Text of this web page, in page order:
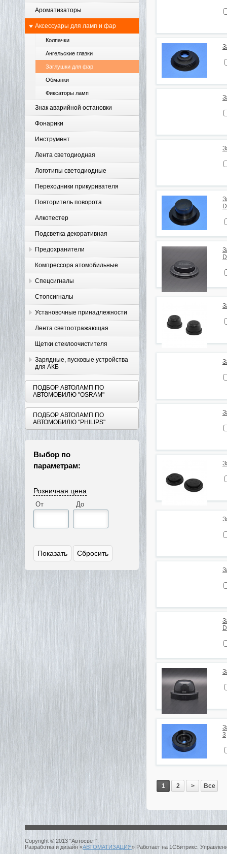
Ароматизаторы
Аксессуары для ламп и фар
Колпачки
Ангельские глазки
Заглушки для фар
Обманки
Фиксаторы ламп
Знак аварийной остановки
Фонарики
Инструмент
Лента светодиодная
Логотипы светодиодные
Переходники прикуривателя
Повторитель поворота
Алкотестер
Подсветка декоративная
Предохранители
Компрессора атомобильные
Спецсигналы
Стопсигналы
Установочные принадлежности
Лента светоотражающая
Щетки стеклоочистителя
Зарядные, пусковые устройства
для АКБ
ПОДБОР АВТОЛАМП ПО
АВТОМОБИЛЮ "OSRAM"
ПОДБОР АВТОЛАМП ПО
АВТОМОБИЛЮ "PHILIPS"
Выбор по
параметрам:
Розничная цена
От До
3
1 2 > Все
Copyright © 2013 “Автосвет”.
Разработка и дизайн «АВТОМАТИЗАЦИЯ» Работает на 1СБитрикс: